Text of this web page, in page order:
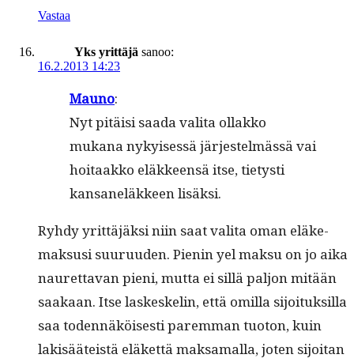
Vastaa
Yks yrittäjä sanoo:
16.2.2013 14:23
Mauno:
Nyt pitäisi saa­da vali­ta ollakko
mukana nykyisessä jär­jestelmässä vai
hoitaakko eläk­keen­sä itse, tietysti
kansaneläk­keen lisäksi.
Ryhdy yrit­täjäk­si niin saat vali­ta oman eläke­
mak­susi suu­ru­u­den. Pienin yel mak­su on jo aika
nau­ret­ta­van pieni, mut­ta ei sil­lä paljon mitään
saakaan. Itse laskeske­lin, että omil­la sijoituk­sil­la
saa toden­näköis­es­ti parem­man tuo­ton, kuin
lak­isääteistä eläket­tä mak­samal­la, joten sijoi­tan